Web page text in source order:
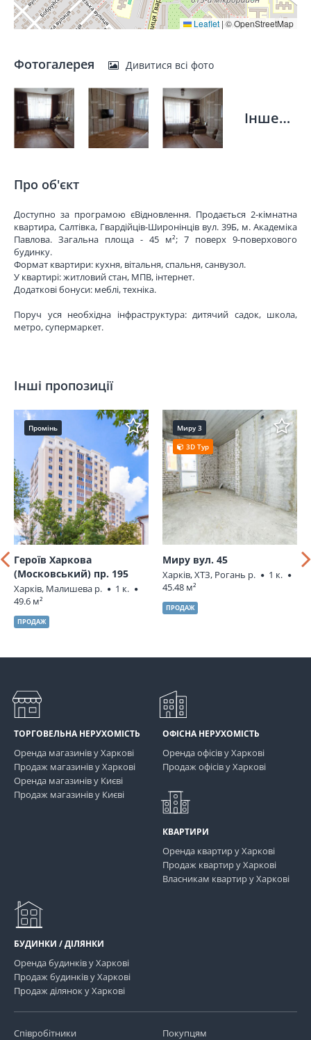
Leaflet |© OpenStreetMap
Фотогалерея Дивитися всі фото
Інше…
Про об'єкт
Доступно за програмою єВідновлення. Продається 2-кімнатна
квартира, Салтівка, Гвардійців-Широнінців вул. 39Б, м. Академіка
Павлова. Загальна площа - 45 м²; 7 поверх 9-поверхового
будинку.
Формат квартири: кухня, вітальня, спальня, санвузол.
У квартирі: житловий стан, МПВ, інтернет.
Додаткові бонуси: меблі, техніка.
Поруч уся необхідна інфраструктура: дитячий садок, школа,
метро, супермаркет.
Інші пропозиції
Промінь
Героїв Харкова
(Московський) пр. 195
Харків, Малишева р.
1 к.
49.6 м²
ПРОДАЖ
Миру 3
3D Тур
Миру вул. 45
Харків, ХТЗ, Рогань р.
1 к.
45.48 м²
ПРОДАЖ
ТОРГОВЕЛЬНА НЕРУХОМІСТЬ
Оренда магазинів у Харкові
Продаж магазинів у Харкові
Оренда магазинів у Києві
Продаж магазинів у Києві
ОФІСНА НЕРУХОМІСТЬ
Оренда офісів у Харкові
Продаж офісів у Харкові
КВАРТИРИ
Оренда квартир у Харкові
Продаж квартир у Харкові
Власникам квартир у Харкові
БУДИНКИ / ДІЛЯНКИ
Оренда будинків у Харкові
Продаж будинків у Харкові
Продаж ділянок у Харкові
Співробітники Покупцям